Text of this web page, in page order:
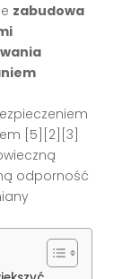
zabudowa
[5][2][3]
odporność